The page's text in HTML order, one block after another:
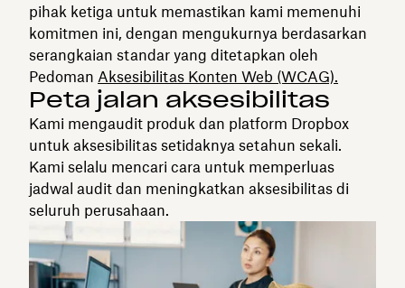
pihak ketiga untuk memastikan kami memenuhi
komitmen ini, dengan mengukurnya berdasarkan
serangkaian standar yang ditetapkan oleh
Pedoman Aksesibilitas Konten Web (WCAG).
Peta jalan aksesibilitas
Kami mengaudit produk dan platform Dropbox
untuk aksesibilitas setidaknya setahun sekali.
Kami selalu mencari cara untuk memperluas
jadwal audit dan meningkatkan aksesibilitas di
seluruh perusahaan.